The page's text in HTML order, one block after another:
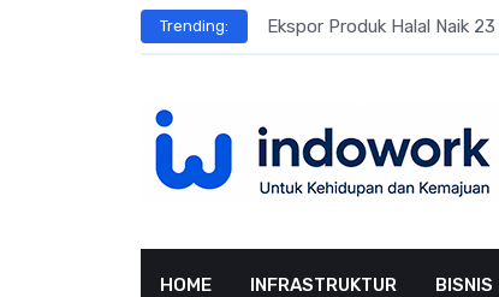
Trending: Ekspor Produk Halal Naik
HOME INFRASTRUKTUR BISNIS